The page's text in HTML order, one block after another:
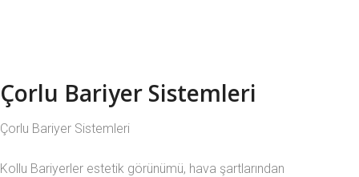
Çorlu Bariyer Sistemleri
Çorlu Bariyer Sistemleri
Kollu Bariyerler estetik görünümü, hava şartlarından